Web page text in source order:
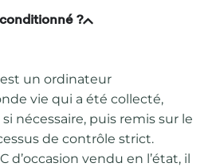
?
un ordinateur
vie qui a été collecté,
nécessaire, puis remis sur le
de contrôle strict.
d’occasion vendu en l’état, il